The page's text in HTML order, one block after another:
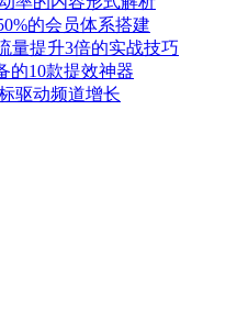
的会员体系搭建
量提升3倍的实战技巧
的10款提效神器
驱动频道增长